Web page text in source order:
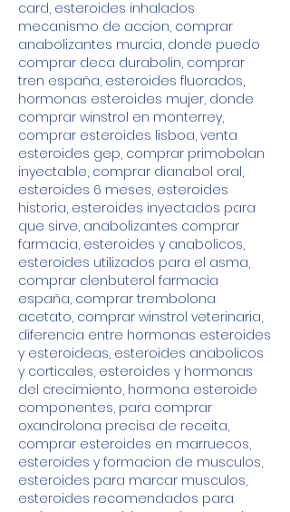
card, esteroides inhalados
mecanismo de accion, comprar
anabolizantes murcia, donde puedo
comprar deca durabolin, comprar
tren españa, esteroides fluorados,
hormonas esteroides mujer, donde
comprar winstrol en monterrey,
comprar esteroides lisboa, venta
esteroides gep, comprar primobolan
inyectable, comprar dianabol oral,
esteroides 6 meses, esteroides
historia, esteroides inyectados para
que sirve, anabolizantes comprar
farmacia, esteroides y anabolicos,
esteroides utilizados para el asma,
comprar clenbuterol farmacia
españa, comprar trembolona
acetato, comprar winstrol veterinaria,
diferencia entre hormonas esteroides
y esteroideas, esteroides anabolicos
y corticales, esteroides y hormonas
del crecimiento, hormona esteroide
componentes, para comprar
oxandrolona precisa de receita,
comprar esteroides en marruecos,
esteroides y formacion de musculos,
esteroides para marcar musculos,
esteroides recomendados para